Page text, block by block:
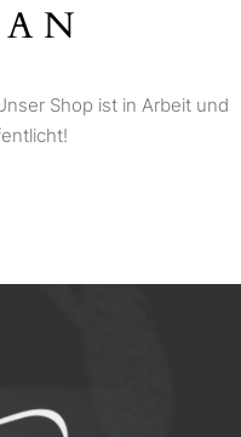
Shop ist in Arbeit und